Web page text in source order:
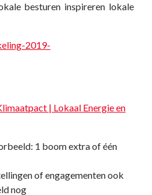
besturen inspireren lokale
2019-
| Lokaal Energie en
1 boom extra of één
of engagementen ook
nog